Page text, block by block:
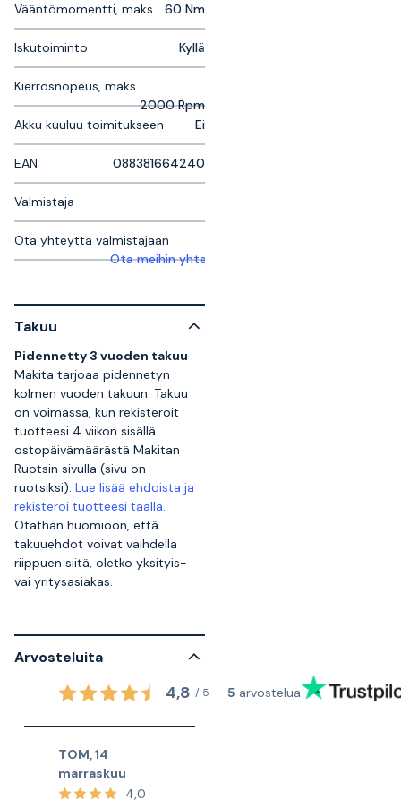
Vääntömomentti, maks. 60 Nm
Iskutoiminto Kyllä
Kierrosnopeus, maks.
2000 Rpm
Akku kuuluu toimitukseen
Ei
EAN 088381664240
Valmistaja
Ota yhteyttä valmistajaan
Ota meihin yhteyttä saadaksesi lisätietoja
Takuu
Pidennetty 3 vuoden takuu
Makita tarjoaa pidennetyn
kolmen vuoden takuun. Takuu
on voimassa, kun rekisteröit
tuotteesi 4 viikon sisällä
ostopäivämäärästä Makitan
Ruotsin sivulla (sivu on
ruotsiksi). Lue lisää ehdoista ja
rekisteröi tuotteesi täällä.
Otathan huomioon, että
takuuehdot voivat vaihdella
riippuen siitä, oletko yksityis-
vai yritysasiakas.
Arvosteluita
4,8 / 5 5 arvostelua
TOM,14
marraskuu
4,0